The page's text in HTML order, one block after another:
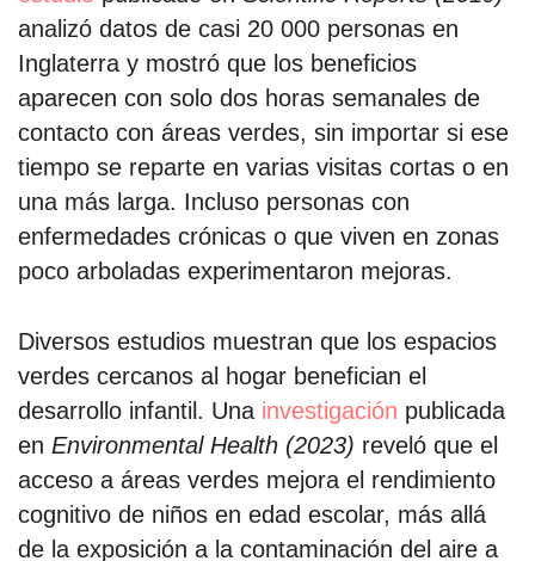
analizó datos de casi 20 000 personas en
Inglaterra y mostró que los beneficios
aparecen con solo dos horas semanales de
contacto con áreas verdes, sin importar si ese
tiempo se reparte en varias visitas cortas o en
una más larga. Incluso personas con
enfermedades crónicas o que viven en zonas
poco arboladas experimentaron mejoras.
Diversos estudios muestran que los espacios
verdes cercanos al hogar benefician el
desarrollo infantil. Una investigación publicada
en Environmental Health (2023) reveló que el
acceso a áreas verdes mejora el rendimiento
cognitivo de niños en edad escolar, más allá
de la exposición a la contaminación del aire a